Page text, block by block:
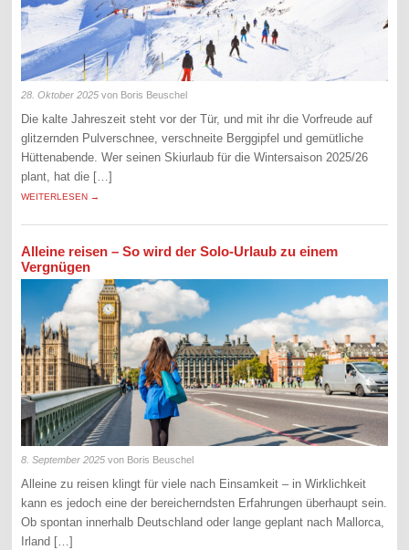
28. Oktober 2025 von Boris Beuschel
Die kalte Jahreszeit steht vor der Tür, und mit ihr die Vorfreude auf
glitzernden Pulverschnee, verschneite Berggipfel und gemütliche
Hüttenabende. Wer seinen Skiurlaub für die Wintersaison 2025/26
plant, hat die […]
WEITERLESEN →
Alleine reisen – So wird der Solo-Urlaub zu einem
Vergnügen
8. September 2025 von Boris Beuschel
Alleine zu reisen klingt für viele nach Einsamkeit – in Wirklichkeit
kann es jedoch eine der bereicherndsten Erfahrungen überhaupt sein.
Ob spontan innerhalb Deutschland oder lange geplant nach Mallorca,
Irland […]